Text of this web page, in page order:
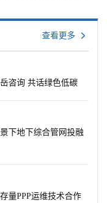
查看更多
咨询 共话绿色低碳
下地下综合管网投融
量PPP运维技术合作